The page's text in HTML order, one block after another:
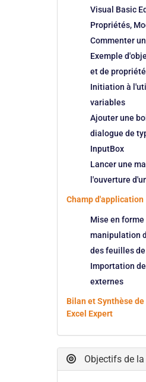
Visual Basic
Propriétés,
Commenter
Exemple
et de propriété
Initiation à
variables
Ajouter une
dialogue de
InputBox
Lancer une
l'ouverture
Champ d'application
Mise en
manipulation
des feuilles de
Importation
externes
Bilan et Synthèse
Excel Expert
Objectifs de